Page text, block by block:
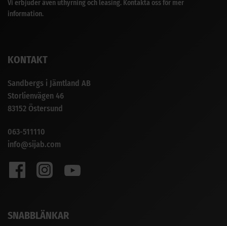
Vi erbjuder även uthyrning och leasing. Kontakta oss för mer
information.
KONTAKT
Sandbergs i Jämtland AB
Storlienvägen 46
83152 Östersund
063-511110
info@sijab.com
SNABBLÄNKAR